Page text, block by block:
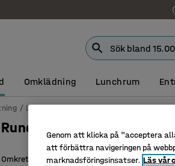
Omklädning Lunchrum
Lyfthjälpmedel Rundslingskrok
Rundslingskrok
Omkrets
Genom att klicka på "acceptera
att förbättra navigeringen på
marknadsföringsinsatser. Läs vår